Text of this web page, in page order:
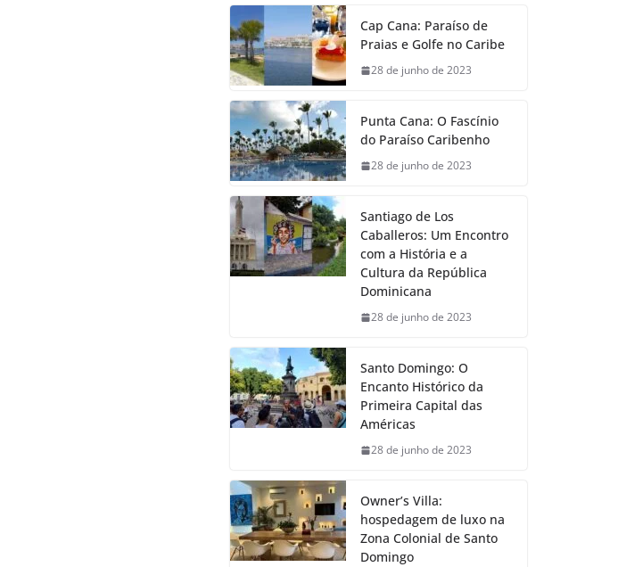
Cap Cana: Paraíso de
Praias e Golfe no Caribe
28 de junho de 2023
Punta Cana: O Fascínio
do Paraíso Caribenho
28 de junho de 2023
Santiago de Los
Caballeros: Um Encontro
com a História e a
Cultura da República
Dominicana
28 de junho de 2023
Santo Domingo: O
Encanto Histórico da
Primeira Capital das
Américas
28 de junho de 2023
Owner’s Villa:
hospedagem de luxo na
Zona Colonial de Santo
Domingo